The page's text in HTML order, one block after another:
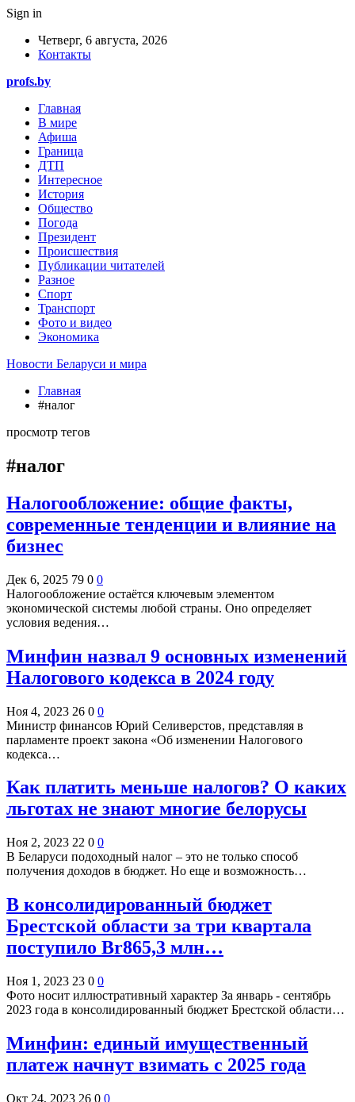
Sign in
Четверг, 6 августа, 2026
Контакты
profs.by
Главная
В мире
Афиша
Граница
ДТП
Интересное
История
Общество
Погода
Президент
Происшествия
Публикации читателей
Разное
Спорт
Транспорт
Фото и видео
Экономика
Новости Беларуси и мира
Главная
#налог
просмотр тегов
#налог
Налогообложение: общие факты,
современные тенденции и влияние на
бизнес
Дек 6, 2025 79 0 0
Налогообложение остаётся ключевым элементом
экономической системы любой страны. Оно определяет
условия ведения…
Минфин назвал 9 основных изменений
Налогового кодекса в 2024 году
Ноя 4, 2023 26 0 0
Министр финансов Юрий Селиверстов, представляя в
парламенте проект закона «Об изменении Налогового
кодекса…
Как платить меньше налогов? О каких
льготах не знают многие белорусы
Ноя 2, 2023 22 0 0
В Беларуси подоходный налог – это не только способ
получения доходов в бюджет. Но еще и возможность…
В консолидированный бюджет
Брестской области за три квартала
поступило Br865,3 млн…
Ноя 1, 2023 23 0 0
Фото носит иллюстративный характер За январь - сентябрь
2023 года в консолидированный бюджет Брестской области…
Минфин: единый имущественный
платеж начнут взимать с 2025 года
Окт 24, 2023 26 0 0